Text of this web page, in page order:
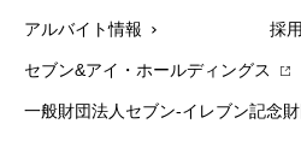
アルバイト情報 採
セブン&アイ・ホールディングス
一般財団法人セブン-イレブン記念財